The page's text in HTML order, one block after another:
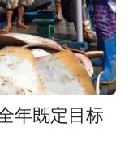
年既定目标